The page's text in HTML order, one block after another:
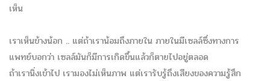
เห็น
เราเห็นข้างน้อก .. แต่ถ้าเราน้อมถึงภายใน ภายในมีเซลล์ซึ่งทางการ
แพทย์บอกว่า เซลล์มันก็มีการเกิดขึ้นแล้วก็ตายไปอยู่ตลอด
ถ้าเรานิ่งเข้าไป เรามองไม่เห็นภาพ แต่เรารับรู้ถึงเสียงของความรู้สึก